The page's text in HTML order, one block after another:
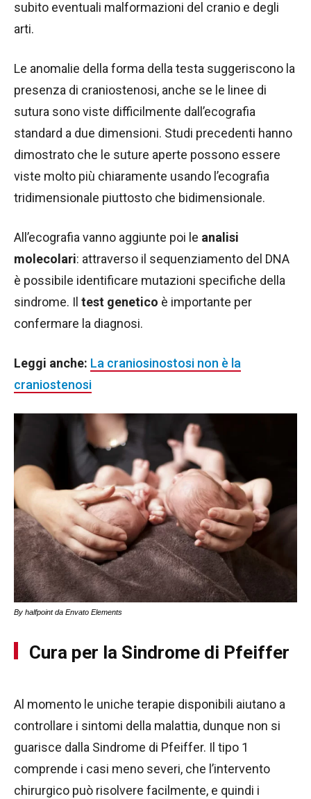
subito eventuali malformazioni del cranio e degli
arti.
Le anomalie della forma della testa suggeriscono la
presenza di craniostenosi, anche se le linee di
sutura sono viste difficilmente dall’ecografia
standard a due dimensioni. Studi precedenti hanno
dimostrato che le suture aperte possono essere
viste molto più chiaramente usando l’ecografia
tridimensionale piuttosto che bidimensionale.
All’ecografia vanno aggiunte poi le analisi
molecolari: attraverso il sequenziamento del DNA
è possibile identificare mutazioni specifiche della
sindrome. Il test genetico è importante per
confermare la diagnosi.
Leggi anche: La craniosinostosi non è la
craniostenosi
By halfpoint da Envato Elements
Cura per la Sindrome di Pfeiffer
Al momento le uniche terapie disponibili aiutano a
controllare i sintomi della malattia, dunque non si
guarisce dalla Sindrome di Pfeiffer. Il tipo 1
comprende i casi meno severi, che l’intervento
chirurgico può risolvere facilmente, e quindi i